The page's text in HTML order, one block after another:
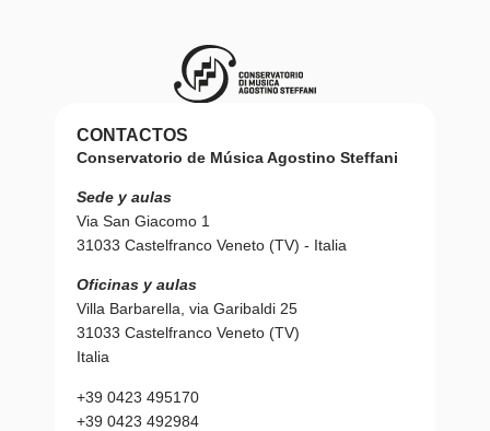
CONTACTOS
Conservatorio de Música Agostino Steffani
Sede y aulas
Via San Giacomo 1
31033 Castelfranco Veneto (TV) - Italia
Oficinas y aulas
Villa Barbarella, via Garibaldi 25
31033 Castelfranco Veneto (TV)
Italia
+39 0423 495170
+39 0423 492984